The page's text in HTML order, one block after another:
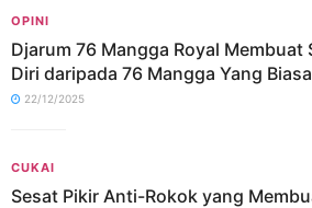
OPINI
Djarum 76 Mangga Royal Membuat
Diri daripada 76 Mangga Yang Biasa
22/12/2025
CUKAI
Sesat Pikir Anti-Rokok yang